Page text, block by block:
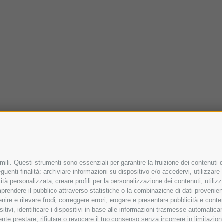
Questi strumenti sono essenziali per garantire la fruizione dei
finalità: archiviare informazioni su dispositivo e/o accedervi,
personalizzata, creare profili per la personalizzazione dei contenuti,
il pubblico attraverso statistiche o la combinazione di dati
e rilevare frodi, correggere errori, erogare e presentare pubblicità e
identificare i dispositivi in base alle informazioni trasmesse
prestare, rifiutare o revocare il tuo consenso senza incorrere in